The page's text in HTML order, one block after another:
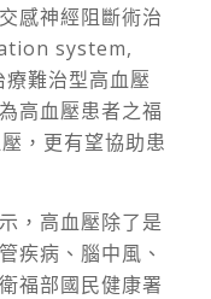
感神經阻斷術治
system,
難治型高血壓
高血壓患者之福
，更有望協助患
，高血壓除了是
疾病、腦中風、
福部國民健康署